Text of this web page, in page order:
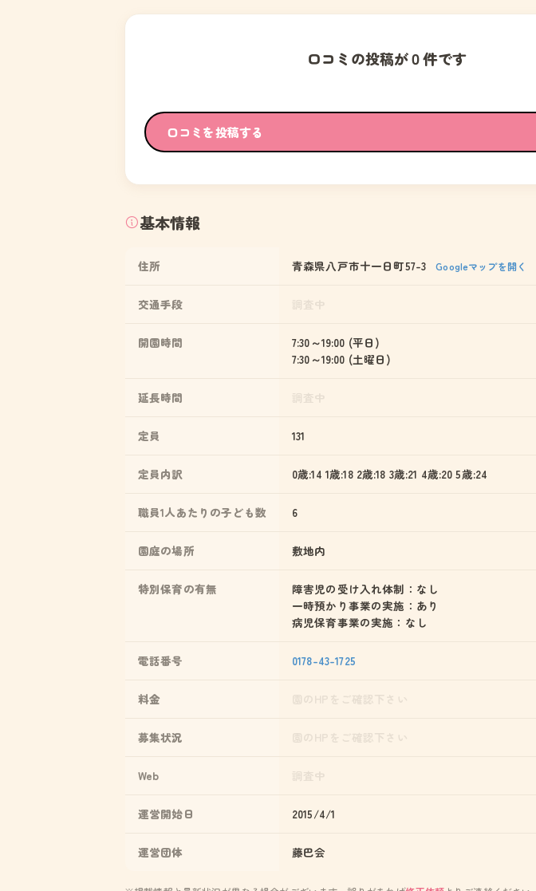
口コミの投稿が０件です
口コミを投稿する
基本情報
住所 青森県八戸市十一日町57-3 Googleマップを開く
交通手段
開園時間
7:30～19:00 (平日)
7:30～19:00 (土曜日)
延長時間
定員 131
定員内訳 0歳:14 1歳:18 2歳:18 3歳:21 4歳:20 5歳:24
職員1人あたりの子ども数 6
園庭の場所 敷地内
特別保育の有無
障害児の受け入れ体制：なし
一時預かり事業の実施：あり
病児保育事業の実施：なし
電話番号 0178-43-1725
料金
募集状況
Web
運営開始日 2015/4/1
運営団体 藤巴会